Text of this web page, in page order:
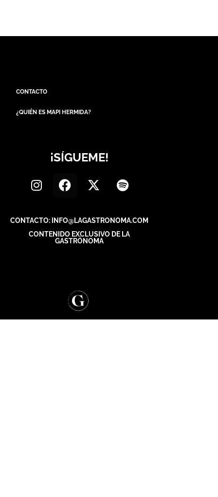
CONTACTO
¿QUIÉN ES MAPI HERMIDA?
¡SÍGUEME!
CONTACTO: INFO@LAGASTRONOMA.COM
CONTENIDO EXCLUSIVO DE LA
GASTRÓNOMA